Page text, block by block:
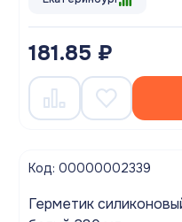
181.85 ₽
Код: 00000002339
Герметик